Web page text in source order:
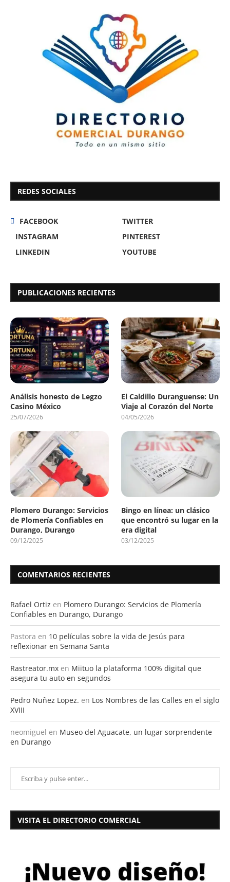
REDES SOCIALES
FACEBOOK
TWITTER
INSTAGRAM
PINTEREST
LINKEDIN
YOUTUBE
PUBLICACIONES RECIENTES
Análisis honesto de Legzo
Casino México
25/07/2026
El Caldillo Duranguense: Un
Viaje al Corazón del Norte
04/05/2026
Plomero Durango: Servicios
de Plomería Confiables en
Durango, Durango
09/12/2025
Bingo en línea: un clásico
que encontró su lugar en la
era digital
03/12/2025
COMENTARIOS RECIENTES
Rafael Ortiz en Plomero Durango: Servicios de Plomería
Confiables en Durango, Durango
Pastora en 10 películas sobre la vida de Jesús para
reflexionar en Semana Santa
Rastreator.mx en Miituo la plataforma 100% digital que
asegura tu auto en segundos
Pedro Nuñez Lopez. en Los Nombres de las Calles en el siglo
XVIII
neomiguel en Museo del Aguacate, un lugar sorprendente
en Durango
VISITA EL DIRECTORIO COMERCIAL